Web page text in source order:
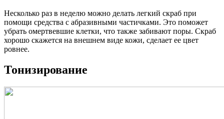
Несколько раз в неделю можно делать легкий скраб при
помощи средства с абразивными частичками. Это поможет
убрать омертвевшие клетки, что также забивают поры. Скраб
хорошо скажется на внешнем виде кожи, сделает ее цвет
ровнее.
Тонизирование